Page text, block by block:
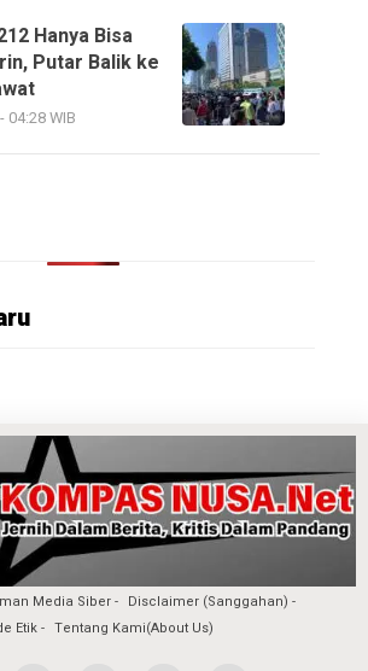
Hanya Bisa
Putar Balik ke
04:28 WIB
Media Siber
Disclaimer (Sanggahan)
Etik
Tentang Kami(About Us)